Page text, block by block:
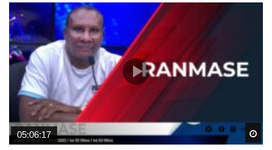
05:06:17